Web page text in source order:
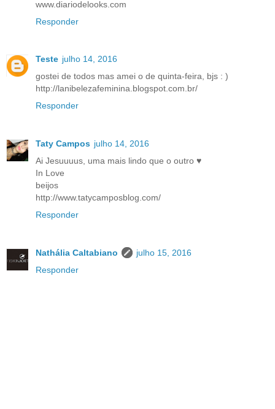
www.diariodelooks.com
Responder
Teste julho 14, 2016
gostei de todos mas amei o de quinta-feira, bjs : )
http://lanibelezafeminina.blogspot.com.br/
Responder
Taty Campos julho 14, 2016
Ai Jesuuuus, uma mais lindo que o outro ♥
In Love
beijos
http://www.tatycamposblog.com/
Responder
Nathália Caltabiano
julho 15, 2016
Responder